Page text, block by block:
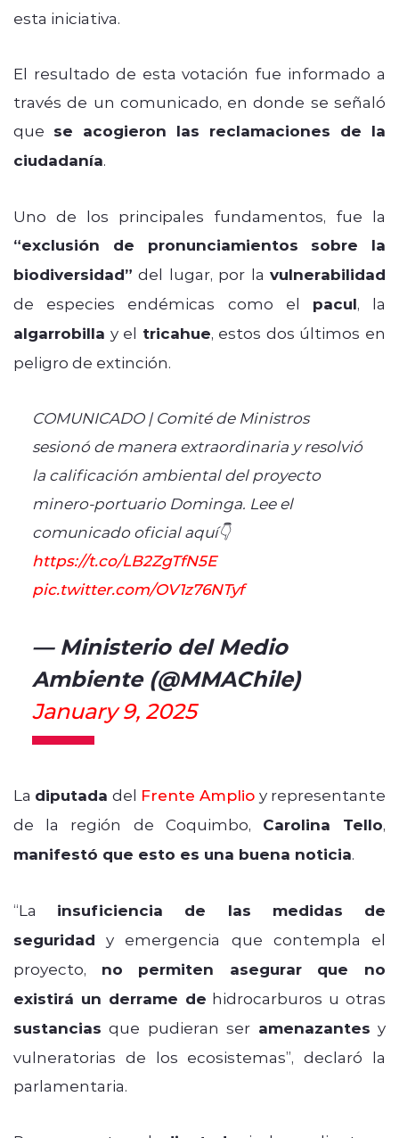
esta iniciativa.
El resultado de esta votación fue informado a
través de un comunicado, en donde se señaló
que se acogieron las reclamaciones de la
ciudadanía.
Uno de los principales fundamentos, fue la
“exclusión de pronunciamientos sobre la
biodiversidad” del lugar, por la vulnerabilidad
de especies endémicas como el pacul, la
algarrobilla y el tricahue, estos dos últimos en
peligro de extinción.
COMUNICADO | Comité de Ministros
sesionó de manera extraordinaria y resolvió
la calificación ambiental del proyecto
minero-portuario Dominga. Lee el
comunicado oficial aquí👇
https://t.co/LB2ZgTfN5E
pic.twitter.com/OV1z76NTyf
— Ministerio del Medio
Ambiente (@MMAChile)
January 9, 2025
La diputada del Frente Amplio y representante
de la región de Coquimbo, Carolina Tello,
manifestó que esto es una buena noticia.
“La insuficiencia de las medidas de
seguridad y emergencia que contempla el
proyecto, no permiten asegurar que no
existirá un derrame de hidrocarburos u otras
sustancias que pudieran ser amenazantes y
vulneratorias de los ecosistemas”, declaró la
parlamentaria.